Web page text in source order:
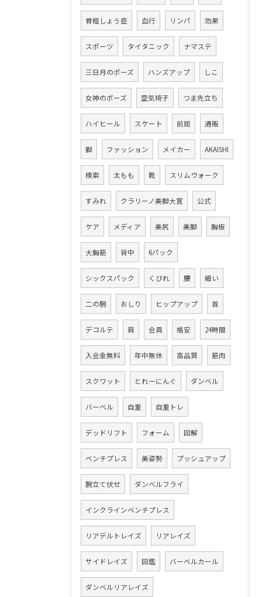
骨粗しょう症 血行 リンパ 効果
スポーツ タイタニック ナマステ
三日月のポーズ ハンズアップ しこ
女神のポーズ 空気椅子 つま先立ち
ハイヒール スケート 前屈 通販
脚 ファッション メイカー AKAISHI
検索 太もも 靴 スリムウォーク
すみれ クラリーノ美脚大賞 公式
ケア メディア 美尻 美脚 胸板
大胸筋 背中 6パック
シックスパック くびれ 腰 細い
二の腕 おしり ヒップアップ 首
デコルテ 肩 会員 格安 24時間
入会金無料 年中無休 高品質 筋肉
スクワット とれーにんぐ ダンベル
バーベル 自重 自重トレ
デッドリフト フォーム 図解
ベンチプレス 美姿勢 プッシュアップ
腕立て伏せ ダンベルフライ
インクラインベンチプレス
リアデルトレイズ リアレイズ
サイドレイズ 図鑑 バーベルカール
ダンベルリアレイズ